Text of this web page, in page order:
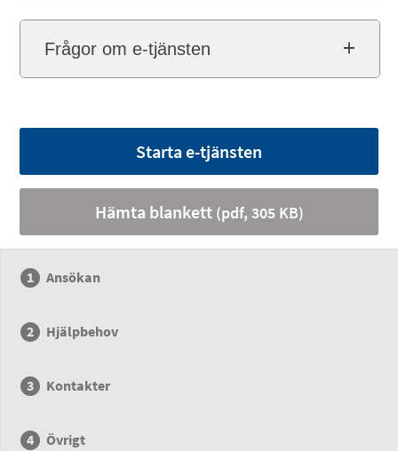
Frågor om e-tjänsten
Starta e-tjänsten
Hämta blankett(pdf, 305 KB)
Ansökan
Hjälpbehov
Kontakter
Övrigt